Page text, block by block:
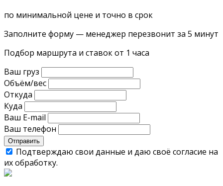
по минимальной цене и точно в срок
Заполните форму — менеджер перезвонит за 5 минут
Подбор маршрута и ставок от 1 часа
Ваш груз
Объём/вес
Откуда
Куда
Ваш E-mail
Ваш телефон
Отправить
Подтверждаю свои данные и даю своё согласие на
их обработку.